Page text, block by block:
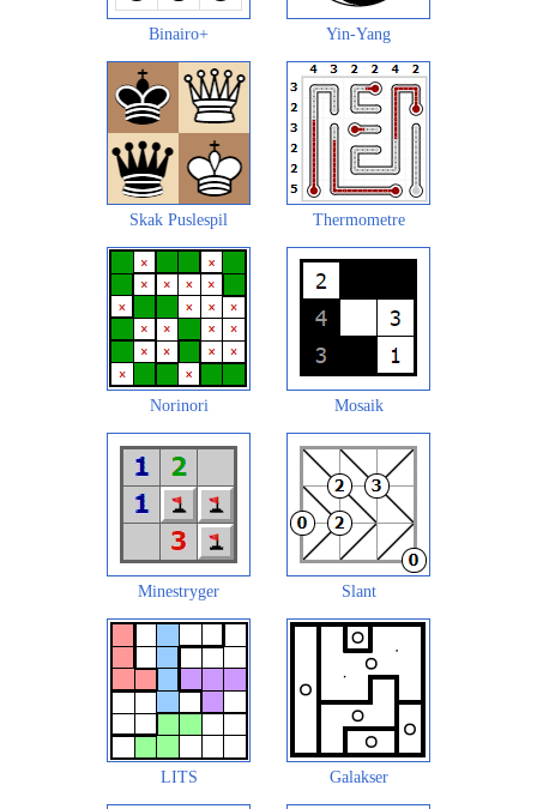
Binairo+ Yin-Yang
Skak Puslespil Thermometre
Norinori Mosaik
Minestryger Slant
LITS Galakser